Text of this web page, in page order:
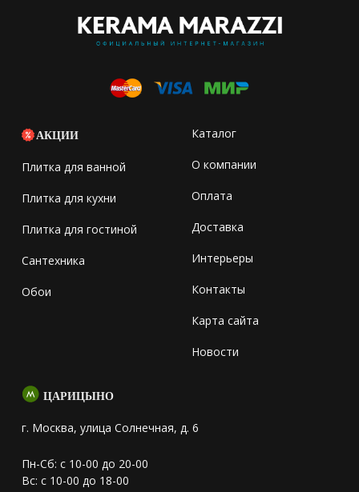
АКЦИИ
Плитка для ванной
Плитка для кухни
Плитка для гостиной
Сантехника
Обои
Каталог
О компании
Оплата
Доставка
Интерьеры
Контакты
Карта сайта
Новости
ЦАРИЦЫНО
г. Москва, улица Солнечная, д. 6
Пн-Сб: с 10-00 до 20-00
Вс: с 10-00 до 18-00